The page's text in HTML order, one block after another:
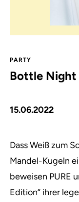
PARTY
Bottle Night
15.06.2022
Dass Weiß zum
Mandel-Kugeln
beweisen PURE
Edition“ ihrer